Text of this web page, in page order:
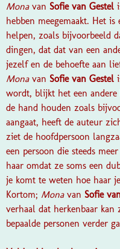
Mona van Sofie van Gestel
hebben meegemaakt. Het
helpen, zoals bijvoorbeeld
dingen, dat dat van een
jezelf en de behoefte aan
Mona van Sofie van Gestel
wordt, blijkt het een andere
de hand houden zoals
aangaat, heeft de auteur
ziet de hoofdpersoon
een persoon die steeds
haar omdat ze soms een
je komt te weten hoe haar
Kortom; Mona van Sofie
verhaal dat herkenbaar
bepaalde personen verder